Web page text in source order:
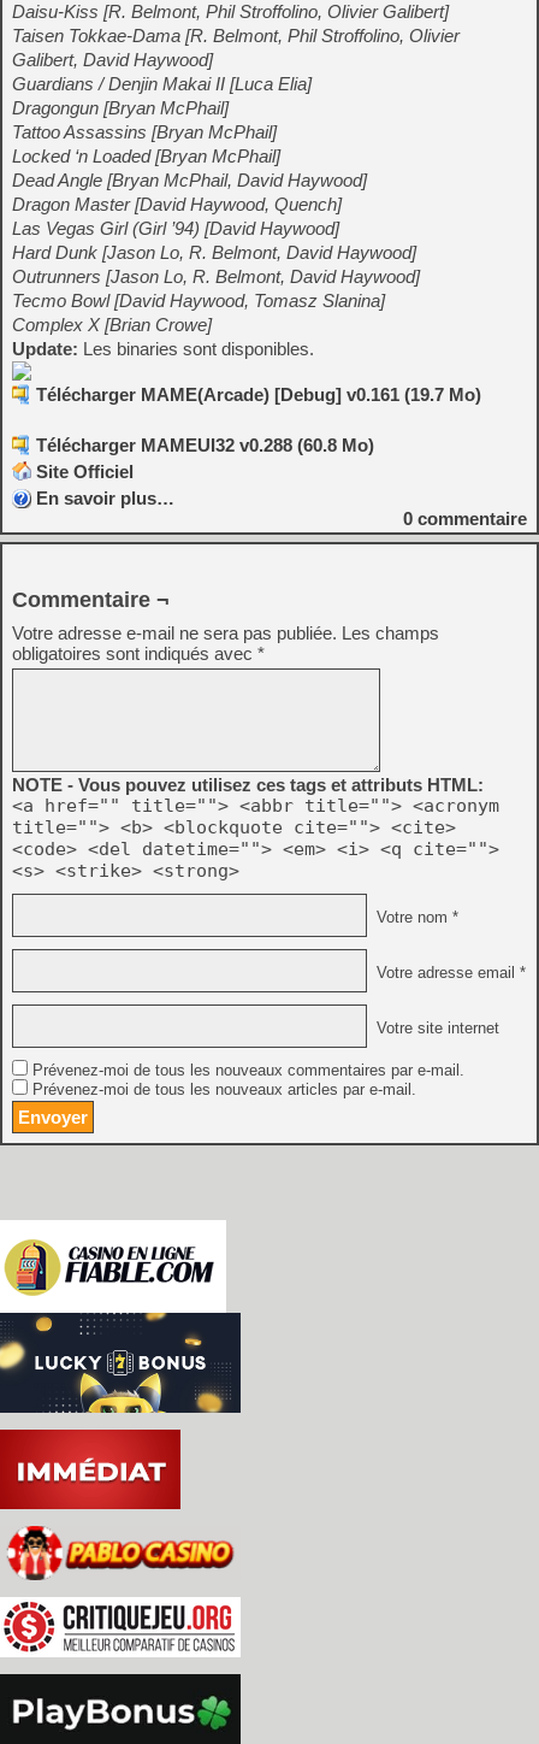
Daisu-Kiss [R. Belmont, Phil Stroffolino, Olivier Galibert]
Taisen Tokkae-Dama [R. Belmont, Phil Stroffolino, Olivier
Galibert, David Haywood]
Guardians / Denjin Makai II [Luca Elia]
Dragongun [Bryan McPhail]
Tattoo Assassins [Bryan McPhail]
Locked ‘n Loaded [Bryan McPhail]
Dead Angle [Bryan McPhail, David Haywood]
Dragon Master [David Haywood, Quench]
Las Vegas Girl (Girl ’94) [David Haywood]
Hard Dunk [Jason Lo, R. Belmont, David Haywood]
Outrunners [Jason Lo, R. Belmont, David Haywood]
Tecmo Bowl [David Haywood, Tomasz Slanina]
Complex X [Brian Crowe]
Update: Les binaries sont disponibles.
Télécharger MAME(Arcade) [Debug] v0.161 (19.7 Mo)
Télécharger MAMEUI32 v0.288 (60.8 Mo)
Site Officiel
En savoir plus…
0 commentaire
Commentaire ¬
Votre adresse e-mail ne sera pas publiée. Les champs
obligatoires sont indiqués avec *
NOTE - Vous pouvez utilisez ces tags et attributs HTML:
<a href="" title=""> <abbr title=""> <acronym
title=""> <b> <blockquote cite=""> <cite>
<code> <del datetime=""> <em> <i> <q cite="">
<s> <strike> <strong>
Votre nom *
Votre adresse email *
Votre site internet
Prévenez-moi de tous les nouveaux commentaires par e-mail.
Prévenez-moi de tous les nouveaux articles par e-mail.